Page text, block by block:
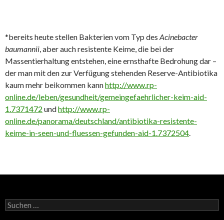
*bereits heute stellen Bakterien vom Typ des Acinebacter
baumannii, aber auch resistente Keime, die bei der
Massentierhaltung entstehen, eine ernsthafte Bedrohung dar –
der man mit den zur Verfügung stehenden Reserve-Antibiotika
kaum mehr beikommen kannhttp://www.rp-
online.de/leben/gesundheit/gemeingefaehrlicher-keim-aid-
1.7371472 undhttp://www.rp-
online.de/panorama/deutschland/antibiotika-resistente-
keime-in-seen-und-fluessen-gefunden-aid-1.7372504.
Suchen
nach: